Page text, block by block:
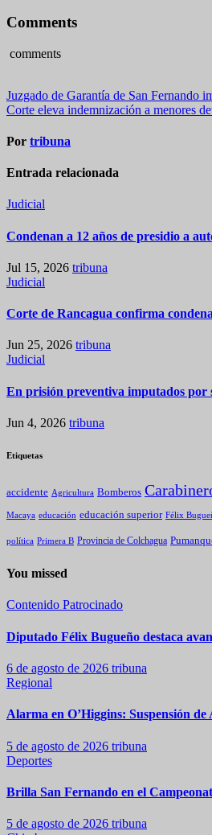
Comments
comments
Navegación
de
entradas
Juzgado de Garantía de San Fernando
Corte eleva indemnización a menores
Por tribuna
Entrada relacionada
Judicial
Condenan a 12 años de presidio a
Jul 15, 2026 tribuna
Judicial
Corte de Rancagua confirma
Jun 25, 2026 tribuna
Judicial
En prisión preventiva imputados por
Jun 4, 2026 tribuna
Etiquetas
accidente Agricultura Bomberos
Macaya educación educación superior Félix
política Primera B Provincia de Colchagua
You missed
Contenido Patrocinado
Diputado Félix Bugueño destaca
6 de agosto de 2026 tribuna
Regional
Alarma en O’Higgins: Suspensión
5 de agosto de 2026 tribuna
Deportes
Brilla San Fernando en el
5 de agosto de 2026 tribuna